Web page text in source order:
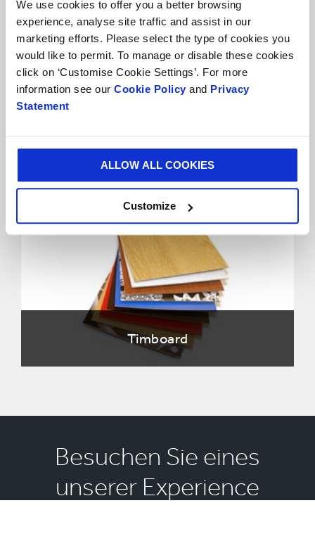
We use cookies to offer you a better browsing
experience, analyse site traffic and assist in our
marketing efforts. Please select the type of cookies you
would like to permit. To manage or disable these cookies
click on ‘Customise Cookie Settings’. For more
information see our Cookie Policy and Privacy
Statement
ALLOW ALL COOKIES
Customize
White Lined Chipboard Sorten
Timboard
Besuchen Sie eines
unserer Experience